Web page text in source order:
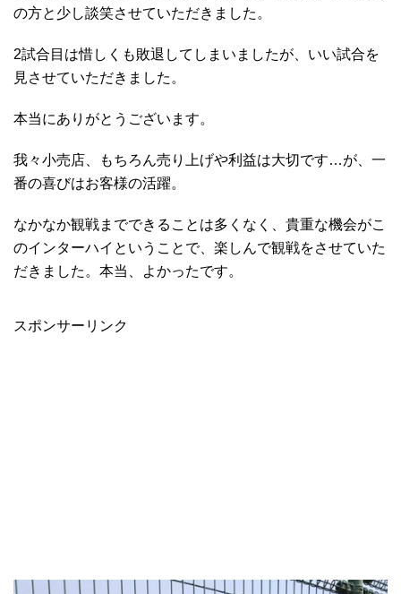
の方と少し談笑させていただきました。
2試合目は惜しくも敗退してしまいましたが、いい試合を
見させていただきました。
本当にありがとうございます。
我々小売店、もちろん売り上げや利益は大切です…が、一
番の喜びはお客様の活躍。
なかなか観戦までできることは多くなく、貴重な機会がこ
のインターハイということで、楽しんで観戦をさせていた
だきました。本当、よかったです。
スポンサーリンク